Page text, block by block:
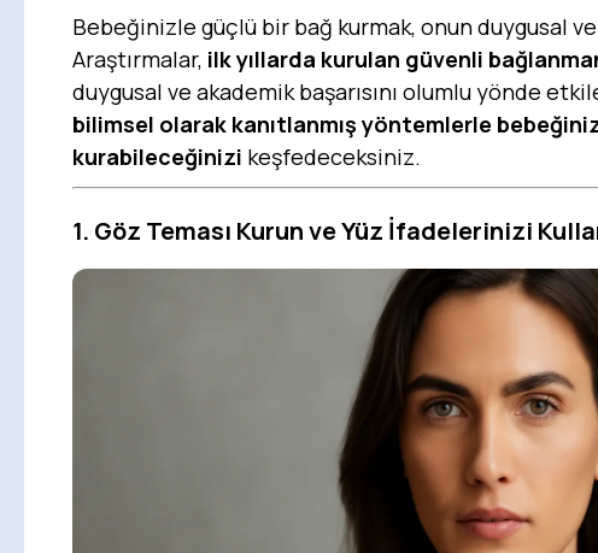
Bebeğinizle güçlü bir bağ kurmak, onun duygusal
Araştırmalar, ilk yıllarda kurulan güvenli
duygusal ve akademik başarısını olumlu yönde
bilimsel olarak kanıtlanmış yöntemlerle
kurabileceğinizi keşfedeceksiniz.
1. Göz Teması Kurun ve Yüz İfadelerinizi